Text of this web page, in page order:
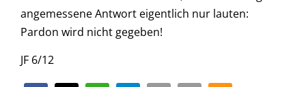
angemessene Antwort eigentlich nur lauten:
Pardon wird nicht gegeben!
JF 6/12